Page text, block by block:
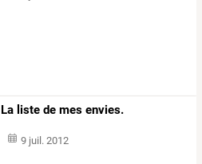
La liste de mes envies.
9 juil. 2012